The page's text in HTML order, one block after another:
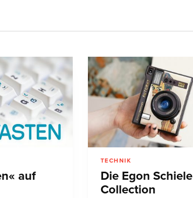
auf
TECHNIK
Die Egon Schiele
Collection